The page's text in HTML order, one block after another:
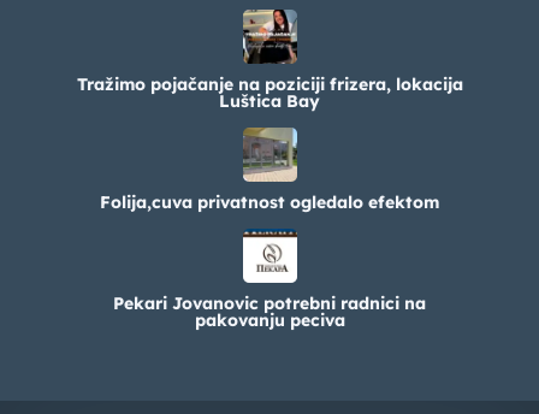
Tražimo pojačanje na poziciji frizera, lokacija
Luštica Bay
Folija,cuva privatnost ogledalo efektom
Pekari Jovanovic potrebni radnici na
pakovanju peciva